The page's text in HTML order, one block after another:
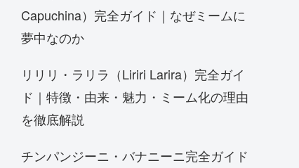
Capuchina）完全ガイド｜なぜミームに
夢中なのか
リリリ・ラリラ（Liriri Larira）完全ガイ
ド｜特徴・由来・魅力・ミーム化の理由
を徹底解説
チンパンジーニ・バナニーニ完全ガイド